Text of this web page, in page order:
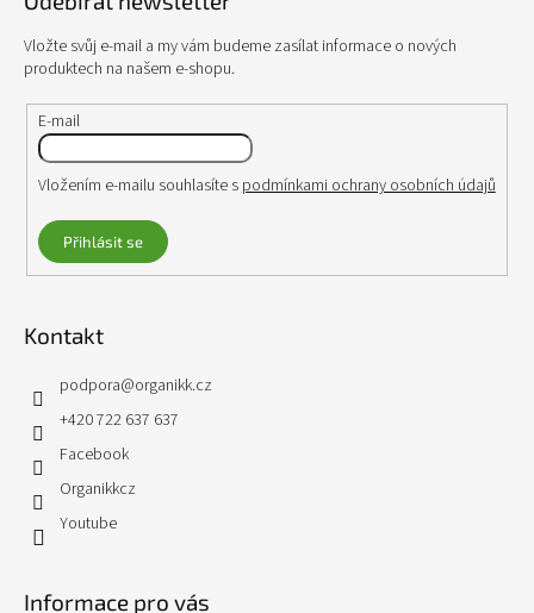
Vložte svůj e-mail a my vám budeme zasílat informace o nových
produktech na našem e-shopu.
E-mail
Vložením e-mailu souhlasíte s podmínkami ochrany osobních údajů
Přihlásit se
Kontakt
podpora@organikk.cz
+420 722 637 637
Facebook
Organikkcz
Youtube
Informace pro vás